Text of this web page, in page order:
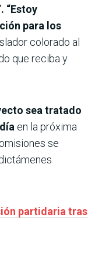
“Estoy
para los
colorado al
que reciba y
sea tratado
en la próxima
se
partidaria tras